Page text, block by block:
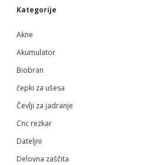
Sidebar
Kategorije
Akne
Akumulator
Biobran
čepki za ušesa
Čevlji za jadranje
Cnc rezkar
Dateljni
Delovna zaščita